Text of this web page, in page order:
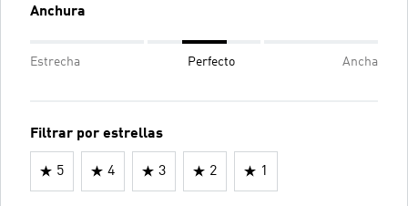
Anchura
Estrecha Perfecto Ancha
Filtrar por estrellas
5 4 3 2 1